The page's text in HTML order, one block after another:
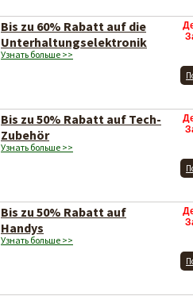
Bis zu 60% Rabatt auf die
Unterhaltungselektronik
Узнать больше >>
Bis zu 50% Rabatt auf Tech-
Zubehör
Узнать больше >>
Bis zu 50% Rabatt auf
Handys
Узнать больше >>